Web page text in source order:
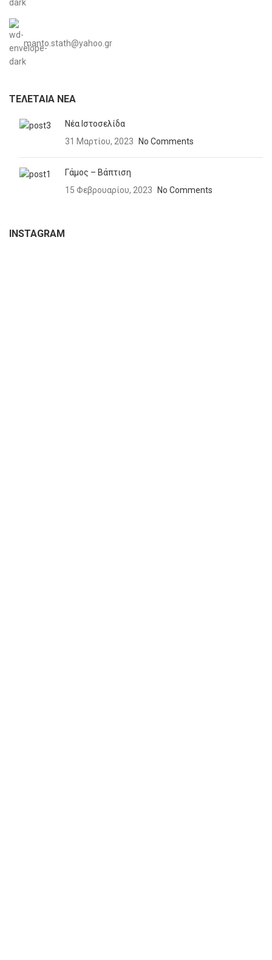
manto.stath@yahoo.gr
ΤΕΛΕΤΑΊΑ ΝΈΑ
Νέα Ιστοσελίδα
31 Μαρτίου, 2023
No Comments
Γάμος – Βάπτιση
15 Φεβρουαρίου, 2023
No Comments
INSTAGRAM